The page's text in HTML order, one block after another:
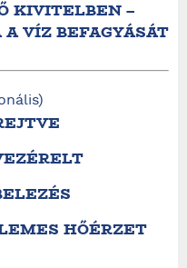
KIVITELBEN –
VÍZ BEFAGYÁSÁT
HŐÉRZET